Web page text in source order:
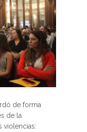
de forma
de la
violencias: